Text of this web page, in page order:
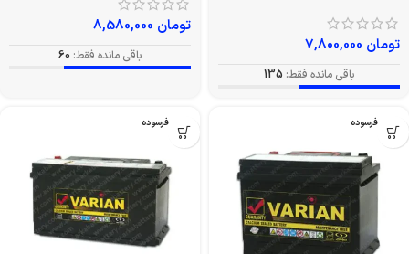
تومان
باقی مانده فقط: 135
تومان
باقی مانده فقط: 60
بدون فرسوده بدون فرسوده